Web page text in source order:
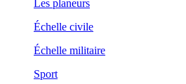
Les planeurs
Échelle civile
Échelle militaire
Sport